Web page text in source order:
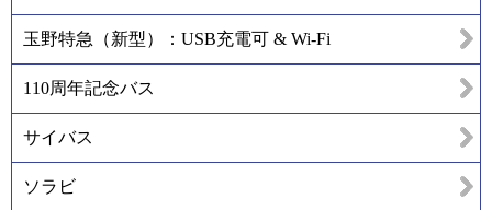
玉野特急（新型）：USB充電可 & Wi-Fi
110周年記念バス
サイバス
ソラビ